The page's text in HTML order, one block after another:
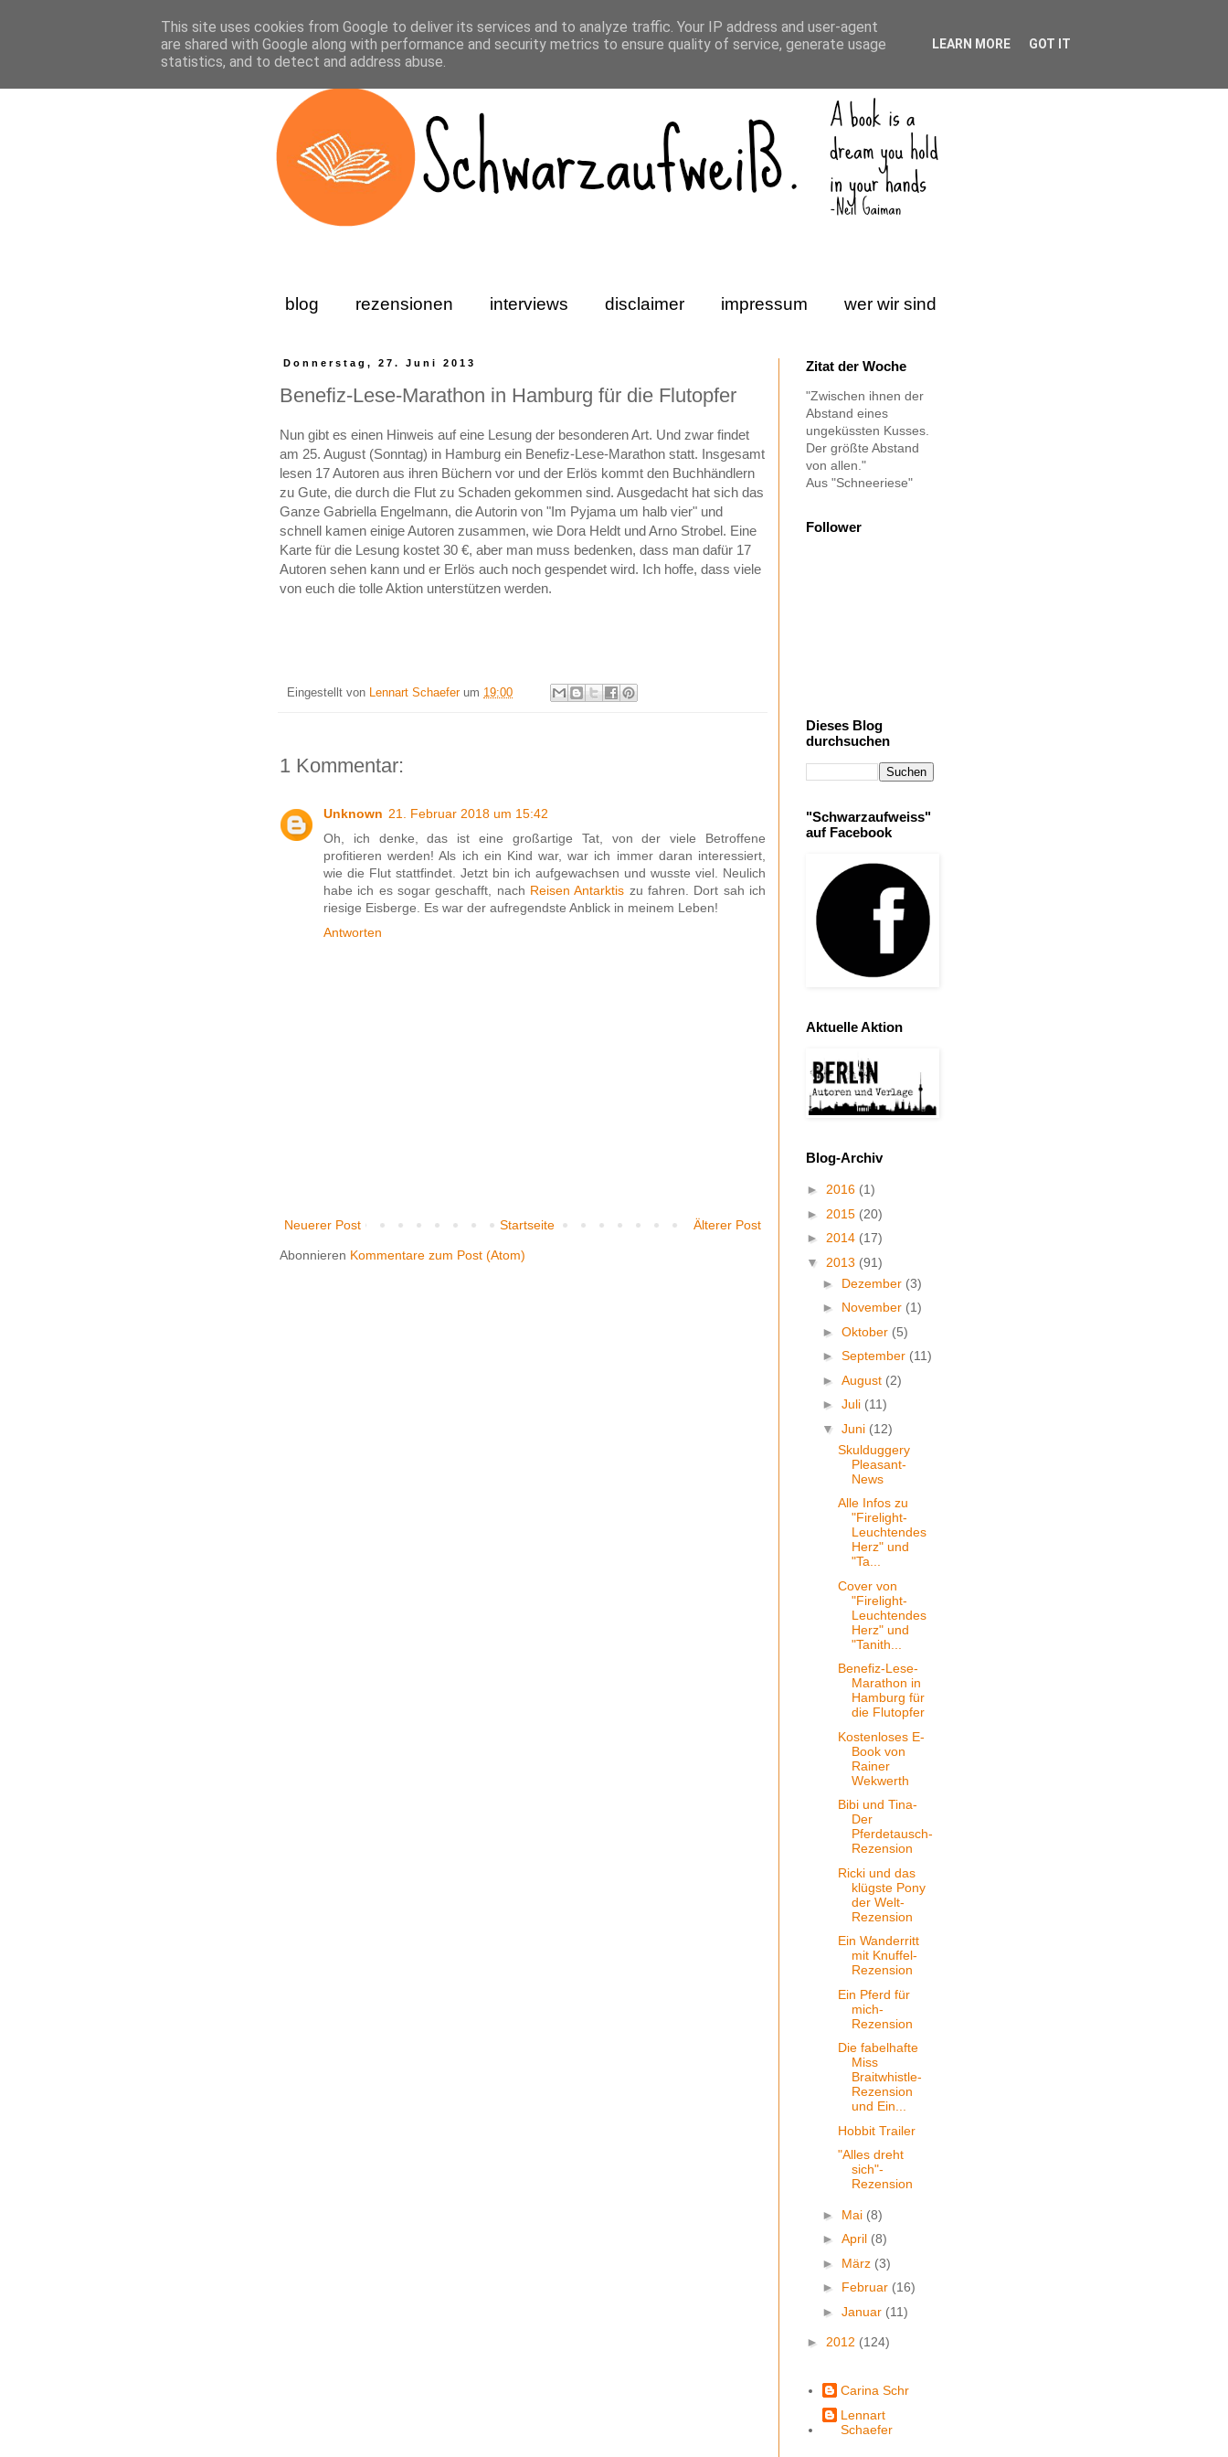
blog rezensionen interviews disclaimer impressum wer wir sind
Donnerstag, 27. Juni 2013
Benefiz-Lese-Marathon in Hamburg für die Flutopfer
Nun gibt es einen Hinweis auf eine Lesung der besonderen Art. Und zwar findet
am 25. August (Sonntag) in Hamburg ein Benefiz-Lese-Marathon statt. Insgesamt
lesen 17 Autoren aus ihren Büchern vor und der Erlös kommt den Buchhändlern
zu Gute, die durch die Flut zu Schaden gekommen sind. Ausgedacht hat sich das
Ganze Gabriella Engelmann, die Autorin von "Im Pyjama um halb vier" und
schnell kamen einige Autoren zusammen, wie Dora Heldt und Arno Strobel. Eine
Karte für die Lesung kostet 30 €, aber man muss bedenken, dass man dafür 17
Autoren sehen kann und er Erlös auch noch gespendet wird. Ich hoffe, dass viele
von euch die tolle Aktion unterstützen werden.
Eingestellt von Lennart Schaefer um 19:00
1 Kommentar:
Unknown 21. Februar 2018 um 15:42
Oh, ich denke, das ist eine großartige Tat, von der viele Betroffene
profitieren werden! Als ich ein Kind war, war ich immer daran interessiert,
wie die Flut stattfindet. Jetzt bin ich aufgewachsen und wusste viel. Neulich
habe ich es sogar geschafft, nach Reisen Antarktis zu fahren. Dort sah ich
riesige Eisberge. Es war der aufregendste Anblick in meinem Leben!
Antworten
Neuerer Post Älterer Post
Startseite
Abonnieren Kommentare zum Post (Atom)
Zitat der Woche
"Zwischen ihnen der
Abstand eines
ungeküssten Kusses.
Der größte Abstand
von allen."
Aus "Schneeriese"
Follower
Dieses Blog
durchsuchen
"Schwarzaufweiss"
auf Facebook
Aktuelle Aktion
Blog-Archiv
► 2016 (1)
► 2015 (20)
► 2014 (17)
▼ 2013 (91)
► Dezember (3)
► November (1)
► Oktober (5)
► September (11)
► August (2)
► Juli (11)
▼ Juni (12)
Skulduggery
Pleasant-
News
Alle Infos zu
"Firelight-
Leuchtendes
Herz" und
"Ta...
Cover von
"Firelight-
Leuchtendes
Herz" und
"Tanith...
Benefiz-Lese-
Marathon in
Hamburg für
die Flutopfer
Kostenloses E-
Book von
Rainer
Wekwerth
Bibi und Tina-
Der
Pferdetausch-
Rezension
Ricki und das
klügste Pony
der Welt-
Rezension
Ein Wanderritt
mit Knuffel-
Rezension
Ein Pferd für
mich-
Rezension
Die fabelhafte
Miss
Braitwhistle-
Rezension
und Ein...
Hobbit Trailer
"Alles dreht
sich"-
Rezension
► Mai (8)
► April (8)
► März (3)
► Februar (16)
► Januar (11)
► 2012 (124)
Carina Schr
Lennart
Schaefer
This site uses cookies from Google to deliver its services and to analyze traffic. Your IP address and user-agent
are shared with Google along with performance and security metrics to ensure quality of service, generate usage
statistics, and to detect and address abuse.
LEARN MORE GOT IT